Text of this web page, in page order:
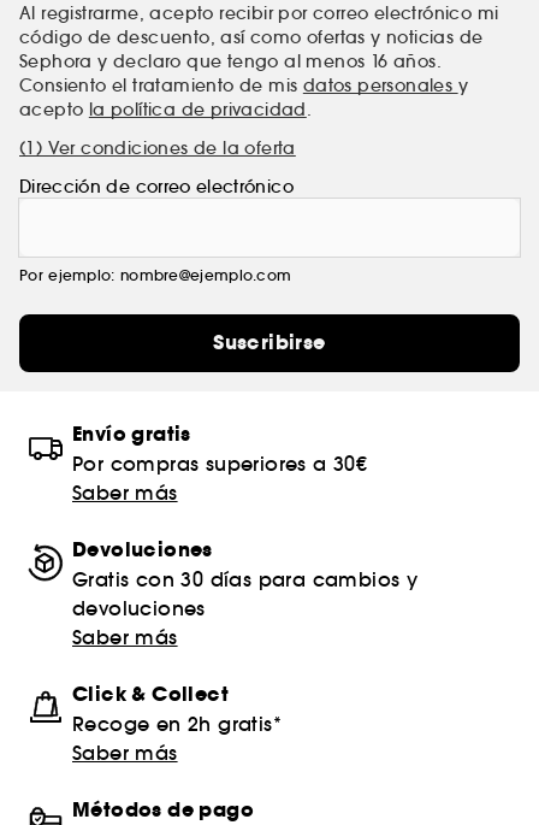
Al registrarme, acepto recibir por correo electrónico mi
código de descuento, así como ofertas y noticias de
Sephora y declaro que tengo al menos 16 años.
Consiento el tratamiento de mis datos personales y
acepto la política de privacidad.
(1) Ver condiciones de la oferta
Dirección de correo electrónico
Por ejemplo: nombre@ejemplo.com
Suscribirse
Envío gratis
Por compras superiores a 30€
Saber más
Devoluciones
Gratis con 30 días para cambios y
devoluciones
Saber más
Click & Collect
Recoge en 2h gratis*
Saber más
Métodos de pago